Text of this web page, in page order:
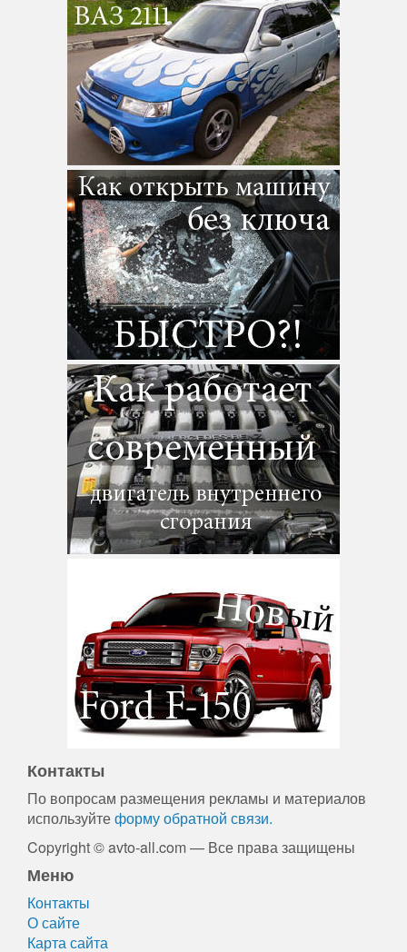
Контакты
По вопросам размещения рекламы и материалов
используйтеформу обратной связи.
Copyright © avto-all.com — Все права защищены
Меню
Контакты
О сайте
Карта сайта